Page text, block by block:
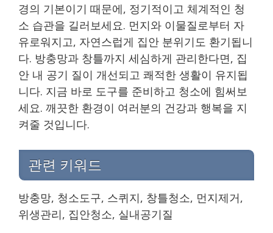
경의 기본이기 때문에, 정기적이고 체계적인 청
소 습관을 길러보세요. 먼지와 이물질로부터 자
유로워지고, 자연스럽게 집안 분위기도 환기됩니
다. 방충망과 창틀까지 세심하게 관리한다면, 집
안 내 공기 질이 개선되고 쾌적한 생활이 유지됩
니다. 지금 바로 도구를 준비하고 청소에 힘써보
세요. 깨끗한 환경이 여러분의 건강과 행복을 지
켜줄 것입니다.
관련 키워드
방충망, 청소도구, 스퀴지, 창틀청소, 먼지제거,
위생관리, 집안청소, 실내공기질